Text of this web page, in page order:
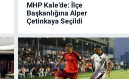
MHP Kale’de: İlçe
Başkanlığına Alper
Çetinkaya Seçildi